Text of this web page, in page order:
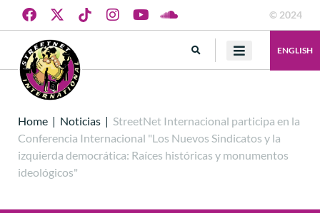
© 2024
ENGLISH
Home | Noticias | StreetNet Internacional participa en la
Conferencia Internacional "Los Nuevos Sindicatos y la
izquierda democrática: Raíces históricas y monumentos
ideológicos"